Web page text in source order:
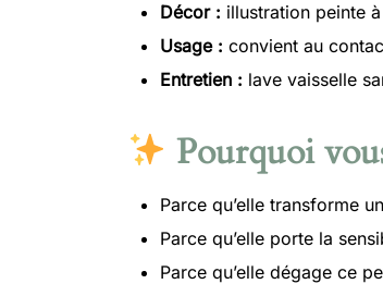
Décor : illustration peinte
Usage : convient au
Entretien : lave vaisselle
Pourquoi
Parce qu’elle transforme
Parce qu’elle porte la
Parce qu’elle dégage ce